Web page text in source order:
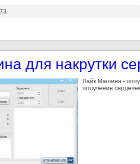
для накрутки
Лайк Машина -
получение